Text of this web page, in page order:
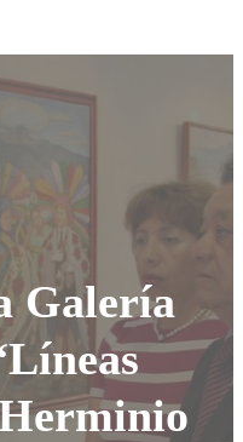
Galería